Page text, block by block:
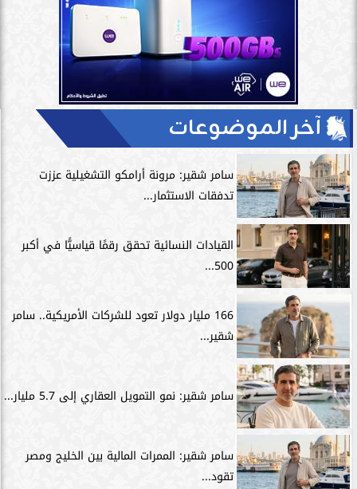
آخر الموضوعات
سامر شقير: مرونة أرامكو التشغيلية عززت
تدفقات الاستثمار...
القيادات النسائية تحقق رقمًا قياسيًّا في أكبر
500...
166 مليار دولار تعود للشركات الأمريكية.. سامر
شقير...
سامر شقير: نمو التمويل العقاري إلى 5.7 مليار...
سامر شقير: الممرات المالية بين الخليج ومصر
تقود...